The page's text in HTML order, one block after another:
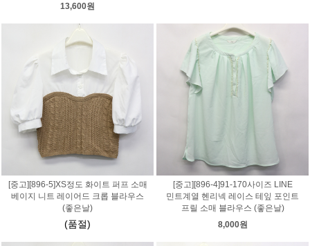
13,600원
[중고][896-5]XS정도 화이트 퍼프 소매
베이지 니트 레이어드 크롭 블라우스
(좋은날)
(품절)
[중고][896-4]91-170사이즈 LINE
민트계열 헨리넥 레이스 테잎 포인트
프릴 소매 블라우스 (좋은날)
8,000원